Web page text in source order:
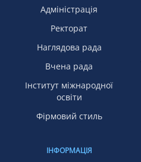
Адміністрація
Ректорат
Наглядова рада
Вчена рада
Інститут міжнародної
освіти
Фірмовий стиль
ІНФОРМАЦІЯ